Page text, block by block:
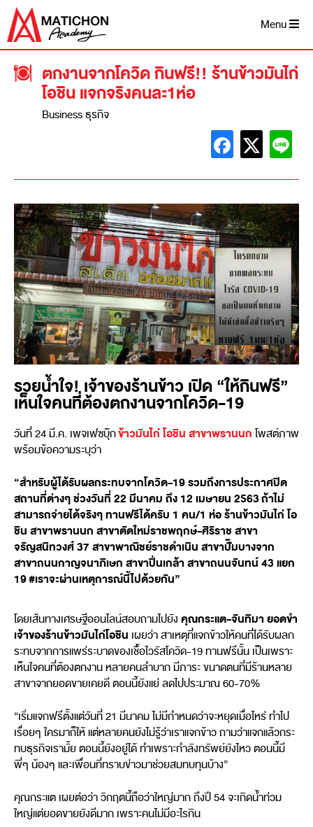
Menu
ตกงานจากโควิด กินฟรี!! ร้านข้าวมันไก่
โอชิน แจกจริงคนละ1ห่อ
Business ธุรกิจ
รวยน้ำใจ! เจ้าของร้านข้าว เปิด “ให้กินฟรี”
เห็นใจคนที่ต้องตกงานจากโควิด-19
วันที่ 24 มี.ค. เพจเฟซบุ๊กข้าวมันไก่ โอชิน สาขาพรานนก โพสต์ภาพ
พร้อมข้อความระบุว่า
“สำหรับผู้ได้รับผลกระทบจากโควิด-19 รวมถึงการประกาศปิด
สถานที่ต่างๆ ช่วงวันที่ 22 มีนาคม ถึง 12 เมษายน 2563ถ้าไม่
สามารถจ่ายได้จริงๆ ทานฟรีได้ครับ 1 คน/1 ห่อ ร้านข้าวมันไก่ โอ
ชิน สาขาพรานนก สาขาตัดใหม่ราชพฤกษ์-ศิริราช สาขา
จรัญสนิทวงศ์ 37 สาขาพาณิชย์ราชดำเนิน สาขาปั๊มบางจาก
สาขาถนนกาญจนาภิเษก สาขาปิ่นเกล้า สาขาถนนจันทน์ 43 แยก
19#เราจะผ่านเหตุการณ์นี้ไปด้วยกัน”
โดยเส้นทางเศรษฐีออนไลน์สอบถามไปยัง คุณกระแต-จันทิมา ยอดขำ
เจ้าของร้านข้าวมันไก่โอชิน เผยว่า สาเหตุที่แจกข้าวให้คนที่ได้รับผลก
ระทบจากการแพร่ระบาดของเชื้อไวรัสโควิด-19 ทานฟรีนั้น เป็นเพราะ
เห็นใจคนที่ต้องตกงาน หลายคนลำบาก มีภาระ ขนาดตนที่มีร้านหลาย
สาขาจากยอดขายเคยดี ตอนนี้ยังแย่ ลดไปประมาณ 60-70%
“เริ่มแจกฟรีตั้งแต่วันที่ 21 มีนาคม ไม่มีกำหนดว่าจะหยุดเมื่อไหร่ ทำไป
เรื่อยๆ ใครมาก็ให้ แต่หลายคนยังไม่รู้ว่าเราแจกข้าว ถามว่าแจกแล้วกระ
ทบธุรกิจเรามั้ย ตอนนี้ยังอยู่ได้ ทำเพราะกำลังทรัพย์ยังไหว ตอนนี้มี
พี่ๆ น้องๆ และเพื่อนที่ทราบข่าวมาช่วยสมทบทุนบ้าง”
คุณกระแต เผยต่อว่า วิกฤตนี้ถือว่าใหญ่มาก ถึงปี 54 จะเกิดน้ำท่วม
ใหญ่แต่ยอดขายยังดีมาก เพราะคนไม่มีอะไรกิน